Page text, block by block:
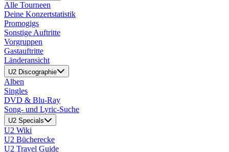
Alle Tourneen
Deine Konzertstatistik
Promogigs
Sonstige Auftritte
Vorgruppen
Gastauftritte
Länderansicht
U2 Discographie
Alben
Singles
DVD & Blu-Ray
Song- und Lyric-Suche
U2 Specials
U2 Wiki
U2 Bücherecke
U2 Travel Guide